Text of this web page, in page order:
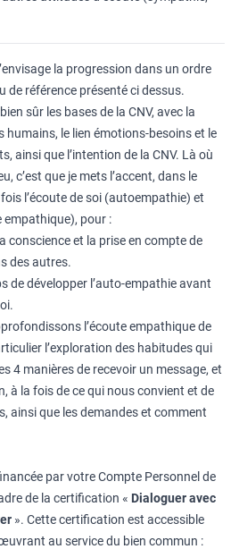
la progression dans un ordre
de référence présenté ci dessus.
sûr les bases de la CNV, avec la
humains, le lien émotions-besoins et le
ainsi que l’intention de la CNV. Là où
c’est que je mets l’accent, dans le
l’écoute de soi (autoempathie) et
empathique), pour :
conscience et la prise en compte de
des autres.
de développer l’auto-empathie avant
l’écoute empathique de
l’exploration des habitudes qui
4 manières de recevoir un message, et
à la fois de ce qui nous convient et de
ainsi que les demandes et comment
par votre Compte Personnel de
de la certification « Dialoguer avec
». Cette certification est accessible
au service du bien commun :